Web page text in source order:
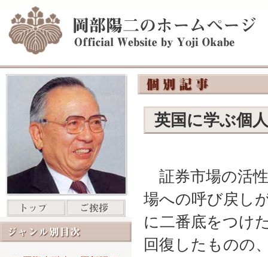
英国に学ぶ個
証券市場の活
場への呼び戻し
に二番底をつけ
回復したものの